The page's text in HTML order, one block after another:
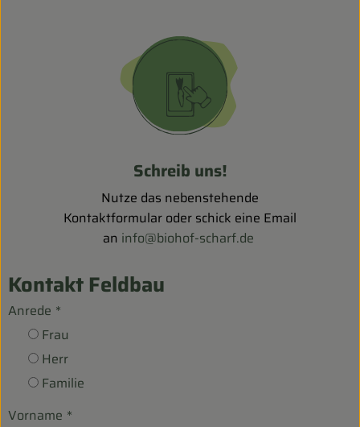
Schreib uns!
Nutze das nebenstehende
Kontaktformular oder schick eine Email
an info@biohof-scharf.de
Kontakt Feldbau
Anrede *
Frau
Herr
Familie
Vorname *